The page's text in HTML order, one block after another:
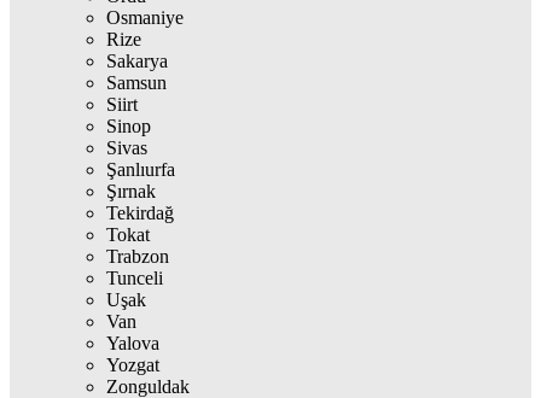
Osmaniye
Rize
Sakarya
Samsun
Siirt
Sinop
Sivas
Şanlıurfa
Şırnak
Tekirdağ
Tokat
Trabzon
Tunceli
Uşak
Van
Yalova
Yozgat
Zonguldak